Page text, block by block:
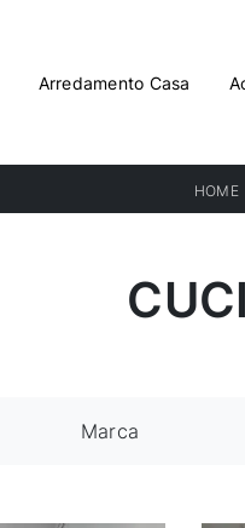
Arredamento Casa
HOME
Marca